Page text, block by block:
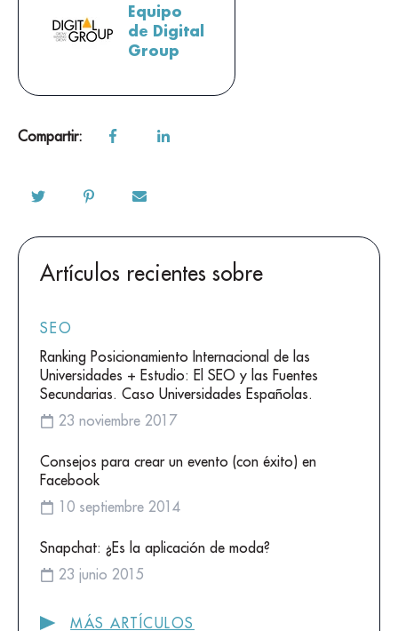
Equipo
de Digital
Group
Compartir:
Artículos recientes sobre
SEO
Ranking Posicionamiento Internacional de las
Universidades + Estudio: El SEO y las Fuentes
Secundarias. Caso Universidades Españolas.
23 noviembre 2017
Consejos para crear un evento (con éxito) en
Facebook
10 septiembre 2014
Snapchat: ¿Es la aplicación de moda?
23 junio 2015
MÁS ARTÍCULOS